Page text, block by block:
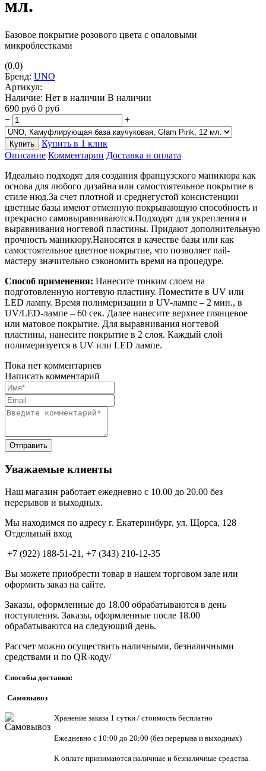
мл.
Базовое покрытие розового цвета с опаловыми
микроблестками
(0.0)
Бренд: UNO
Артикул:
Наличие: Нет в наличии В наличии
690 руб 0 руб
−
+
Купить
Купить в 1 клик
Описание Комментарии Доставка и оплата
Идеально подходят для создания французского маникюра как
основа для любого дизайна или самостоятельное покрытие в
стиле нюд.За счет плотной и среднегустой консистенции
цветные базы имеют отменную покрывающую способность и
прекрасно самовыравниваются.Подходят для укрепления и
выравнивания ногтевой пластины. Придают дополнительную
прочность маникюру.Наносятся в качестве базы или как
самостоятельное цветное покрытие, что позволяет nail-
мастеру значительно сэкономить время на процедуре.
Способ применения: Нанесите тонким слоем на
подготовленную ногтевую пластину. Поместите в UV или
LED лампу. Время полимеризации в UV-лампе – 2 мин., в
UV/LED-лампе – 60 сек. Далее нанесите верхнее глянцевое
или матовое покрытие. Для выравнивания ногтевой
пластины, нанесите покрытие в 2 слоя. Каждый слой
полимеризуется в UV или LED лампе.
Пока нет комментариев
Написать комментарий
Уважаемые клиенты
Наш магазин работает ежедневно с 10.00 до 20.00 без
перерывов и выходных.
Мы находимся по адресу г. Екатеринбург, ул. Щорса, 128
Отдельный вход
+7 (922) 188-51-21, +7 (343) 210-12-35
Вы можете приобрести товар в нашем торговом зале или
оформить заказ на сайте.
Заказы, оформленные до 18.00 обрабатываются в день
поступления. Заказы, оформленные после 18.00
обрабатываются на следующий день.
Рассчет можно осуществить наличными, безналичными
средствами и по QR-коду/
Способы доставки:
Самовывоз
Хранение заказа 1 сутки / стоимость бесплатно
Ежедневно с 10:00 до 20:00 (без перерыва и выходных)
К оплате принимаются наличные и безналичные средства.